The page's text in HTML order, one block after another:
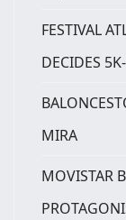
FESTIVAL
DECIDES
MIRA
MOVISTAR